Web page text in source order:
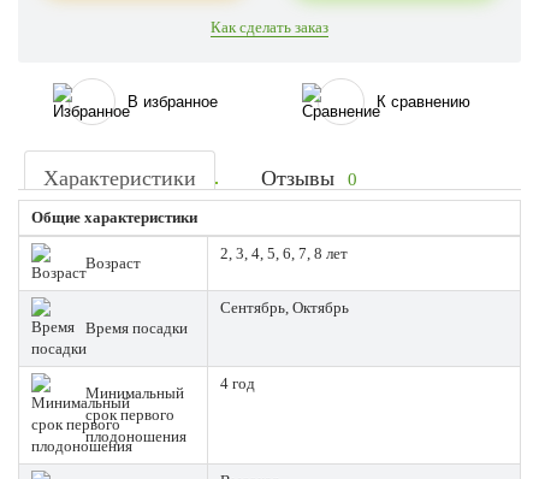
Как сделать заказ
В избранное К сравнению
Характеристики Отзывы 0
Общие характеристики
Возраст
2, 3, 4, 5, 6, 7, 8 лет
Время посадки
Сентябрь, Октябрь
Минимальный
срок первого
плодоношения
4 год